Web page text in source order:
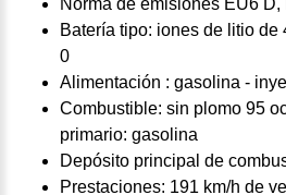
Batería tipo: iones de litio de
0
Alimentación : gasolina -
Combustible: sin plomo 95
primario: gasolina
Depósito principal de
Prestaciones: 191 km/h de